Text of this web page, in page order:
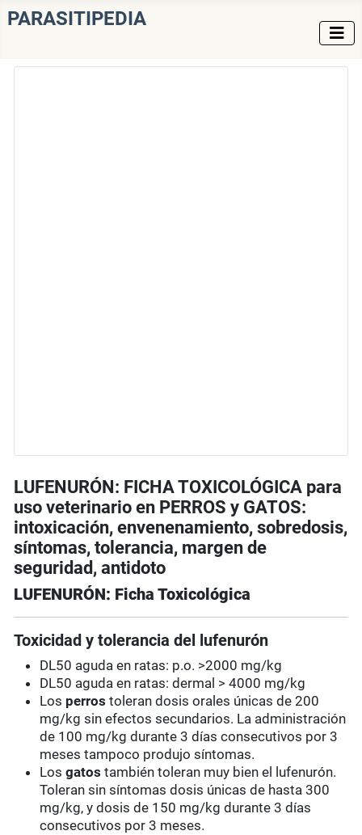
PARASITIPEDIA
LUFENURÓN: FICHA TOXICOLÓGICA para
uso veterinario en PERROS y GATOS:
intoxicación, envenenamiento, sobredosis,
síntomas, tolerancia, margen de
seguridad, antidoto
LUFENURÓN: Ficha Toxicológica
Toxicidad y tolerancia del lufenurón
DL50 aguda en ratas: p.o. >2000 mg/kg
DL50 aguda en ratas: dermal > 4000 mg/kg
Los perros toleran dosis orales únicas de 200
mg/kg sin efectos secundarios. La administración
de 100 mg/kg durante 3 días consecutivos por 3
meses tampoco produjo síntomas.
Losgatos también toleran muy bien el lufenurón.
Toleran sin síntomas dosis únicas de hasta 300
mg/kg, y dosis de 150 mg/kg durante 3 días
consecutivos por 3 meses.